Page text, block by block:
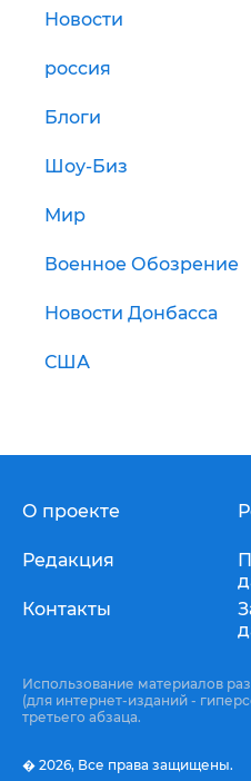
Новости
россия
Блоги
Шоу-Биз
Мир
Военное Обозрение
Новости Донбасса
США
О проекте
Редакция
Контакты
Использование материалов
(для интернет-изданий -
третьего абзаца.
� 2026, Все права защищены.